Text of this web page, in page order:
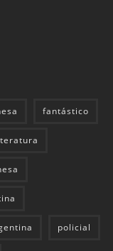
fantástico
policial